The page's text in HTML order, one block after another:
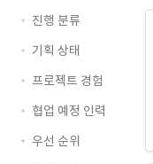
진행 분류
기획 상태
프로젝트 경험
협업 예정 인력
우선 순위